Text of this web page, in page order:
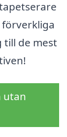
till de mest
utan